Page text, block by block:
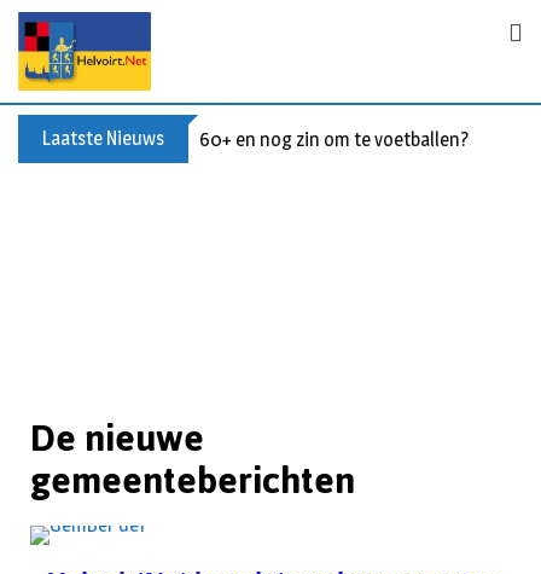
Laatste Nieuws 60+ en nog zin om te voetballen? Kom
De nieuwe
gemeenteberichten